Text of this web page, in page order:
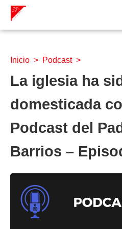
Inicio > Podcast>
La iglesia ha
domesticada
Podcast del
Barrios –